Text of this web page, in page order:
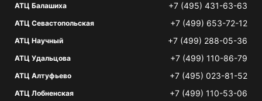
АТЦ Балашиха +7 (495) 431-63-63
АТЦ Севастопольская +7 (499) 653-72-12
АТЦ Научный +7 (499) 288-05-36
АТЦ Удальцова +7 (499) 110-86-79
АТЦ Алтуфьево +7 (495) 023-81-52
АТЦ Лобненская +7 (499) 110-53-06